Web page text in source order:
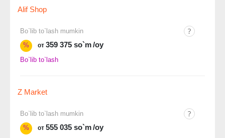
Alif Shop
Bo`lib to`lash mumkin
%
от 359 375 so`m/oy
Bo`lib to`lash
Z Market
Bo`lib to`lash mumkin
%
от 555 035 so`m/oy